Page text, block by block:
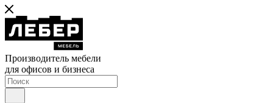
Производитель мебели
для офисов и бизнеса